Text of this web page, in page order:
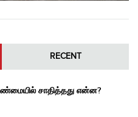
RECENT
சாதித்தது என்ன?